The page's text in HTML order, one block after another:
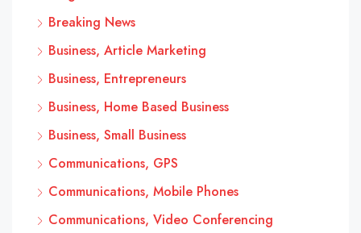
Breaking News
Business, Article Marketing
Business, Entrepreneurs
Business, Home Based Business
Business, Small Business
Communications, GPS
Communications, Mobile Phones
Communications, Video Conferencing